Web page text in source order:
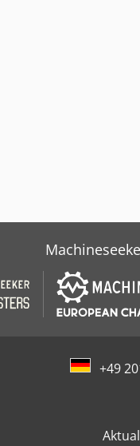
+49